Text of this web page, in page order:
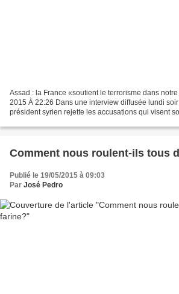
Assad : la France «soutient le terrorisme dans
2015 À 22:26 Dans une interview diffusée lundi
président syrien rejette les accusations qui visent
Comment nous roulent-ils tous
Publié le 19/05/2015 à 09:03
Par José Pedro